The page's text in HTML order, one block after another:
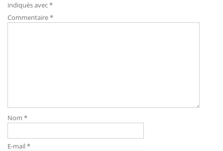
indiqués avec*
Commentaire*
Nom *
E-mail*